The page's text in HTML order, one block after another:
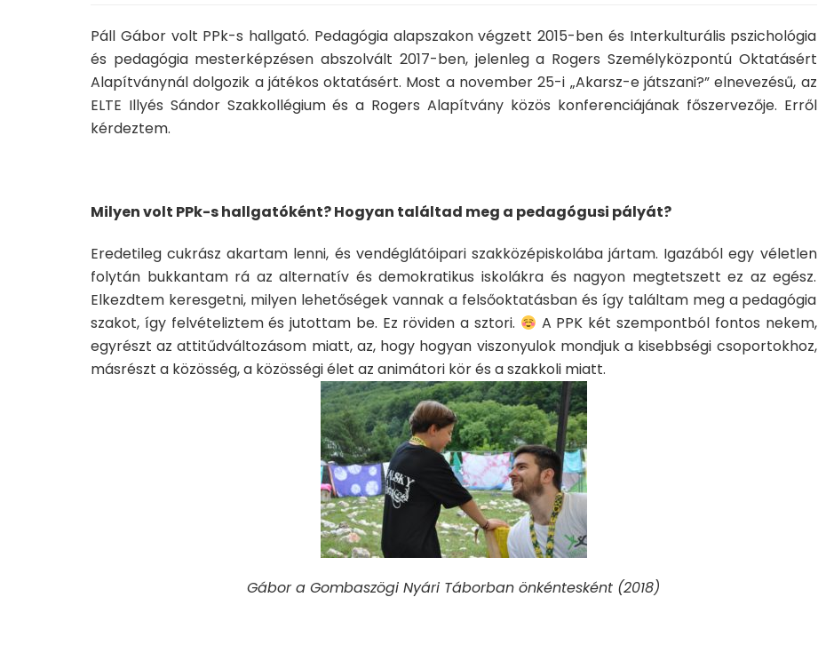
Páll Gábor volt PPk-s hallgató. Pedagógia alapszakon végzett 2015-ben és Interkulturális pszichológia
és pedagógia mesterképzésen abszolvált 2017-ben, jelenleg a Rogers Személyközpontú Oktatásért
Alapítványnál dolgozik a játékos oktatásért. Most a november 25-i „Akarsz-e játszani?” elnevezésű, az
ELTE Illyés Sándor Szakkollégium és a Rogers Alapítvány közös konferenciájának főszervezője. Erről
kérdeztem.
Milyen volt PPk-s hallgatóként? Hogyan találtad meg a pedagógusi pályát?
Eredetileg cukrász akartam lenni, és vendéglátóipari szakközépiskolába jártam. Igazából egy véletlen
folytán bukkantam rá az alternatív és demokratikus iskolákra és nagyon megtetszett ez az egész.
Elkezdtem keresgetni, milyen lehetőségek vannak a felsőoktatásban és így találtam meg a pedagógia
szakot, így felvételiztem és jutottam be. Ez röviden a sztori.
A PPK két szempontból fontos nekem,
egyrészt az attitűdváltozásom miatt, az, hogy hogyan viszonyulok mondjuk a kisebbségi csoportokhoz,
másrészt a közösség, a közösségi élet az animátori kör és a szakkoli miatt.
Gábor a Gombaszögi Nyári Táborban önkéntesként (2018)